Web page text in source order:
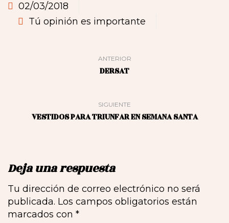
02/03/2018
Tú opinión es importante
ANTERIOR
DERSAT
SIGUIENTE
VESTIDOS PARA TRIUNFAR EN SEMANA SANTA
Deja una respuesta
Tu dirección de correo electrónico no será
publicada. Los campos obligatorios están
marcados con *